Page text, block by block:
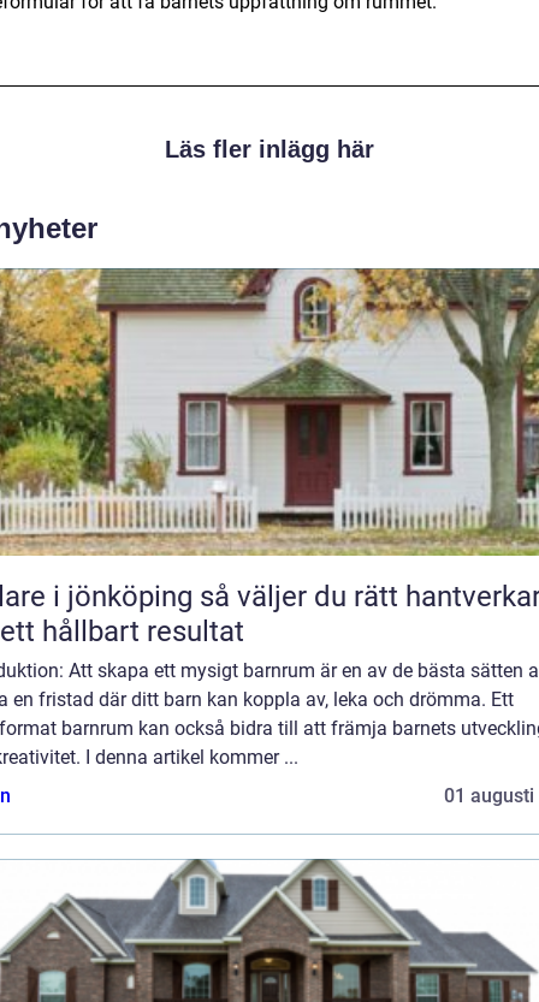
Läs fler inlägg här
så väljer du rätt hantverkare
hållbart resultat
Att skapa ett mysigt barnrum är en av de bästa sätten
en fristad där ditt barn kan koppla av, leka och drömma. Ett
barnrum kan också bidra till att främja barnets
I denna artikel kommer ...
01 augusti